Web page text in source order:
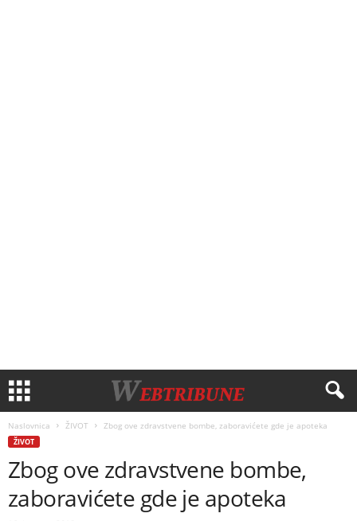
Naslovnica ŽIVOT Zbog ove zdravstvene bombe, zaboravićete gde je apoteka
ŽIVOT
Zbog ove zdravstvene bombe,
zaboravićete gde je apoteka